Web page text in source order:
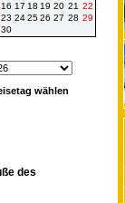
16 17 18 19 20 21 22
23 24 25 26 27 28 29
30
wählen
des